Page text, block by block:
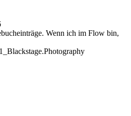
Wenn ich im Flow bin,